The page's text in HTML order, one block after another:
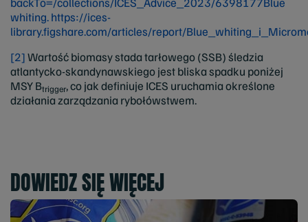
whiting.https://ices-
library.figshare.com/articles/report/
[2]Wartość biomasy stada tarłowego (SSB) śledzia
atlantycko-skandynawskiego jest bliska spadku poniżej
MSY Btrigger, co jak definiuje ICES uruchamia określone
działania zarządzania rybołówstwem.
DOWIEDZ SIĘ WIĘCEJ